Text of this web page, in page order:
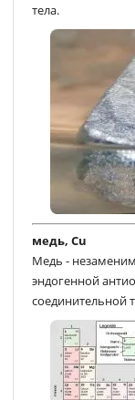
тела.
медь, Cu
Медь -
эндогенной
соединительной